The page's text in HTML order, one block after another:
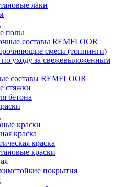
лаки
полы
составы REMFLOOR
смеси (топпинги)
уходу за свежевыложенным
составы REMFLOOR
стяжки
бетона
краски
краска
краска
краски
покрытия